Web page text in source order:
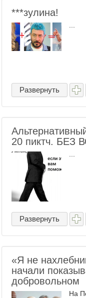
​***зулина!
Развернуть
20 пиктч. БЕЗ
Развернуть
«Я не
начали
добровольном
На